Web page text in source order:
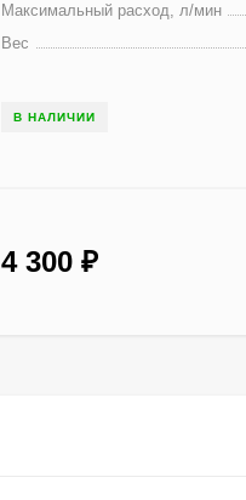
Максимальный расход, л/мин
Вес
В НАЛИЧИИ
4 300₽